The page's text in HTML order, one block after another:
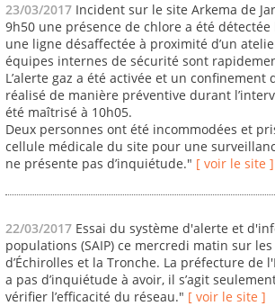
23/03/2017 Incident sur le site Arkema de
9h50 une présence de chlore a été
une ligne désaffectée à proximité d’un
équipes internes de sécurité sont
L’alerte gaz a été activée et un confinement
réalisé de manière préventive durant
été maîtrisé à 10h05.
Deux personnes ont été incommodées et
cellule médicale du site pour une
ne présente pas d’inquiétude." [ voir le site ]
22/03/2017 Essai du système d'alerte et
populations (SAIP) ce mercredi matin sur
d’Échirolles et la Tronche. La préfecture de
a pas d’inquiétude à avoir, il s’agit
vérifier l’efficacité du réseau." [ voir le site ]